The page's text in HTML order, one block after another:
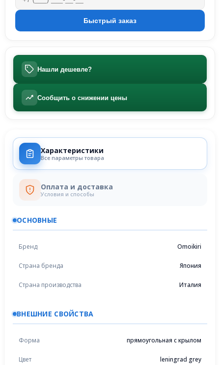
Нашли дешевле?
Сообщить о снижении цены
Характеристики
Все параметры товара
Оплата и доставка
Условия и способы
ОСНОВНЫЕ
Бренд Omoikiri
Страна бренда Япония
Страна производства Италия
ВНЕШНИЕ СВОЙСТВА
Форма прямоугольная с крылом
Цвет leningrad grey